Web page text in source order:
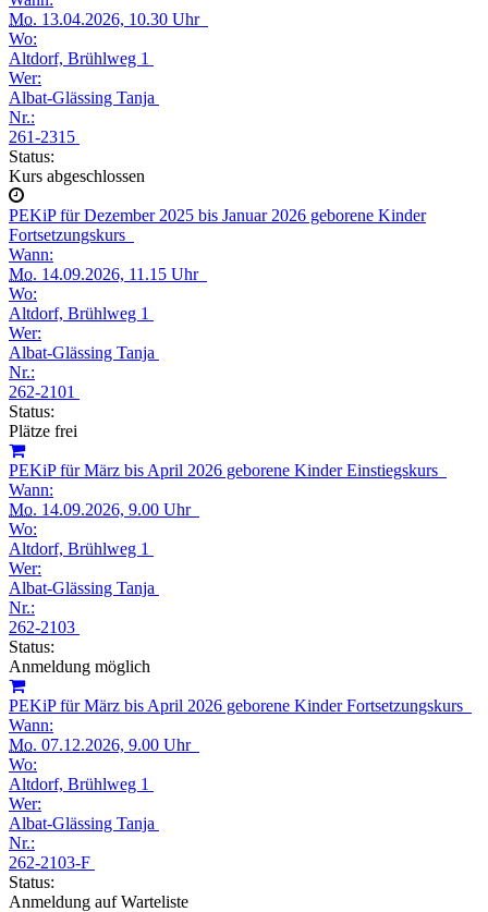
Mo. 13.04.2026, 10.30 Uhr
Wo:
Altdorf, Brühlweg 1
Wer:
Albat-Glässing Tanja
Nr.:
261-2315
Status:
Kurs abgeschlossen
PEKiP für Dezember 2025 bis Januar 2026 geborene Kinder
Fortsetzungskurs
Wann:
Mo. 14.09.2026, 11.15 Uhr
Wo:
Altdorf, Brühlweg 1
Wer:
Albat-Glässing Tanja
Nr.:
262-2101
Status:
Plätze frei
PEKiP für März bis April 2026 geborene Kinder Einstiegskurs
Wann:
Mo. 14.09.2026, 9.00 Uhr
Wo:
Altdorf, Brühlweg 1
Wer:
Albat-Glässing Tanja
Nr.:
262-2103
Status:
Anmeldung möglich
PEKiP für März bis April 2026 geborene Kinder Fortsetzungskurs
Wann:
Mo. 07.12.2026, 9.00 Uhr
Wo:
Altdorf, Brühlweg 1
Wer:
Albat-Glässing Tanja
Nr.:
262-2103-F
Status:
Anmeldung auf Warteliste